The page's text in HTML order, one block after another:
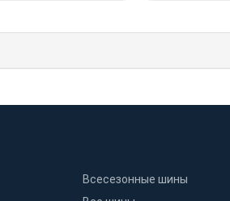
Всесезонные шины